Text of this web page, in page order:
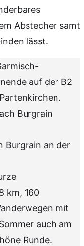
Abstecher samt
lässt.
auf der B2
Burgrain
Burgrain an der
km, 160
mit
auch am
Runde.